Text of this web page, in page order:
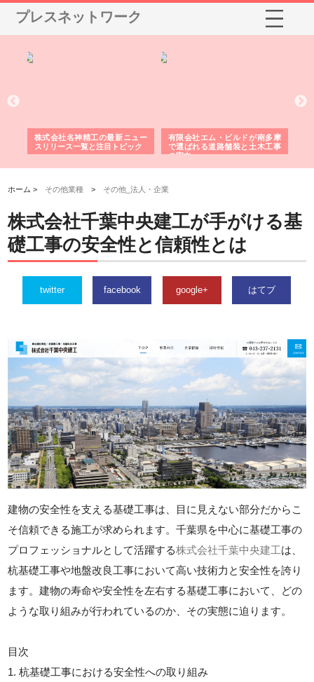
プレスネットワーク
名神精工の最新ニュー
ス一覧と注目トピック
有限会社エム・ビルドが南多摩
で選ばれる道路舗装と土木工事
の実力
有限会社松幸商店
ネームと下げ札の製
ホーム > その他業種 > その他_法人・企業
株式会社千葉中央建工が手がける基
礎工事の安全性と信頼性とは
twitter facebook google+ はてブ
建物の安全性を支える基礎工事は、目に見えない部分だからこ
そ信頼できる施工が求められます。千葉県を中心に基礎工事の
プロフェッショナルとして活躍する株式会社千葉中央建工は、
杭基礎工事や地盤改良工事において高い技術力と安全性を誇り
ます。建物の寿命や安全性を左右する基礎工事において、どの
ような取り組みが行われているのか、その実態に迫ります。
目次
1. 杭基礎工事における安全性への取り組み